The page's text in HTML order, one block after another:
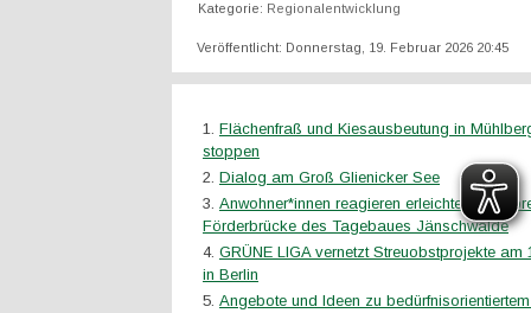
Kategorie: Regionalentwicklung
Veröffentlicht: Donnerstag, 19. Februar 2026 20:45
Flächenfraß und Kiesausbeutung in
stoppen
Dialog am Groß Glienicker See
Anwohner*innen reagieren erleichtert auf
Förderbrücke des Tagebaues Jänschwalde
GRÜNE LIGA vernetzt Streuobstprojekte am
in Berlin
Angebote und Ideen zu